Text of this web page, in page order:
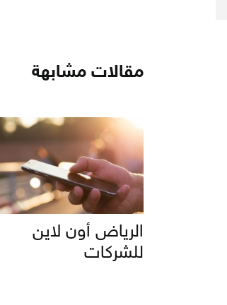
مقالات مشابهة
الرياض أون لاين
للشركات